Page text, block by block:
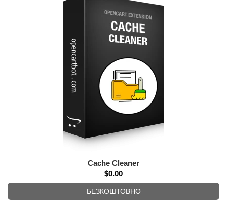
Cache Cleaner
$0.00
БЕЗКОШТОВНО